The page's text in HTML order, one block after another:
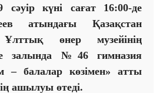
күні сағат 16:00-де
атындағы Қазақстан
Ұлттық өнер музейінің
залында №46 гимназия
балалар көзімен» атты
ашылуы өтеді.